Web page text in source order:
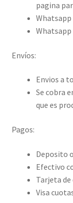
pagina
Whatsapp
Whatsapp
Envíos:
Envios a
Se cobra
que es
Pagos:
Deposito
Efectivo
Tarjeta
Visa